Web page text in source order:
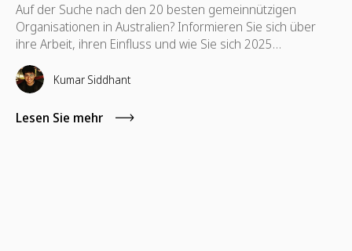
Auf der Suche nach den 20 besten gemeinnützigen
Organisationen in Australien? Informieren Sie sich über
ihre Arbeit, ihren Einfluss und wie Sie sich 2025
engagieren können.
Kumar Siddhant
Lesen Sie mehr